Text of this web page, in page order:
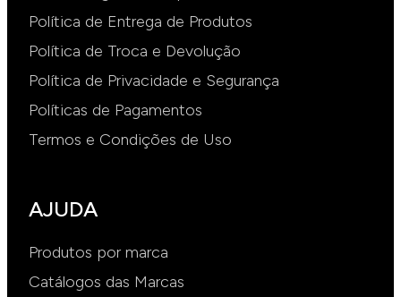
Política de Entrega de Produtos
Política de Troca e Devolução
Política de Privacidade e Segurança
Políticas de Pagamentos
Termos e Condições de Uso
AJUDA
Produtos por marca
Catálogos das Marcas